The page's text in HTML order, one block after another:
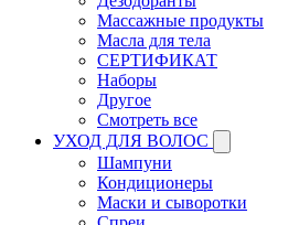
Массажные продукты
Масла для тела
СЕРТИФИКАТ
Наборы
Другое
Смотреть все
УХОД ДЛЯ ВОЛОС
Шампуни
Кондиционеры
Маски и сыворотки